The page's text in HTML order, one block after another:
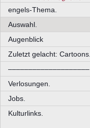
engels-Thema.
Auswahl.
Augenblick
Zuletzt gelacht: Cartoons.
––––––––––––––––––––
Verlosungen.
Jobs.
Kulturlinks.